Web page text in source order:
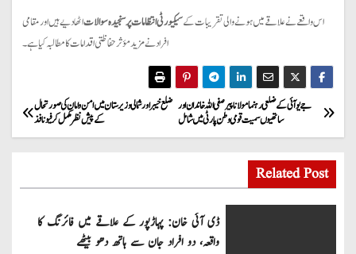
اس واقعے نے علاقے میں ہونے والی تقریبات کےسیکیورٹی انتظامات پر سنجیدہ سوالاتاٹھا دیے ہیں اور مقامی
افراد نے مزید مؤثر حفاظتی اقدامات کا مطالبہ کیا ہے۔
P
o
s
t
ضلع خیبر اور شمالی وزیرستان میں امن و امان کی صورتحال
کے پیش نظر مکمل کرفیو نافذ
جے یو آئی کے ضلعی رہنما مولانا پیر صفی اللہ خاندان اور
ساتھیوں سمیت قومی وطن پارٹی میں شامل
Related Post
ڈی آئی خان: پہاڑپور کے علاقے میں فائرنگ کا
واقعہ، دو افراد جان سے ہاتھ دھو بیٹھے